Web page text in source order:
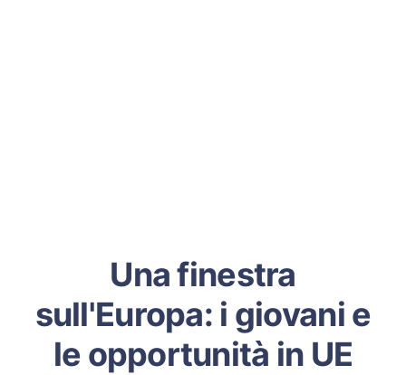
Una finestra
sull'Europa: i giovani e
le opportunità in UE